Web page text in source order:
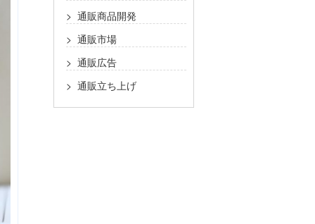
通販商品開発
通販市場
通販広告
通販立ち上げ